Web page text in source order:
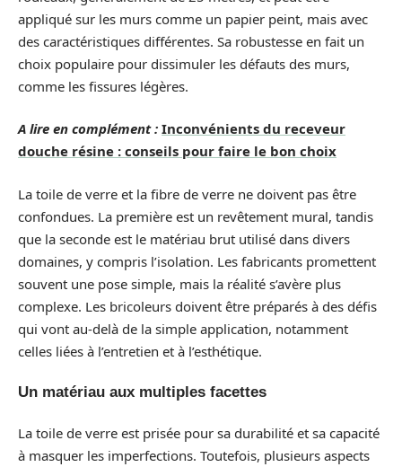
appliqué sur les murs comme un papier peint, mais avec
des caractéristiques différentes. Sa robustesse en fait un
choix populaire pour dissimuler les défauts des murs,
comme les fissures légères.
A lire en complément : Inconvénients du receveur
douche résine : conseils pour faire le bon choix
La toile de verre et la fibre de verre ne doivent pas être
confondues. La première est un revêtement mural, tandis
que la seconde est le matériau brut utilisé dans divers
domaines, y compris l’isolation. Les fabricants promettent
souvent une pose simple, mais la réalité s’avère plus
complexe. Les bricoleurs doivent être préparés à des défis
qui vont au-delà de la simple application, notamment
celles liées à l’entretien et à l’esthétique.
Un matériau aux multiples facettes
La toile de verre est prisée pour sa durabilité et sa capacité
à masquer les imperfections. Toutefois, plusieurs aspects